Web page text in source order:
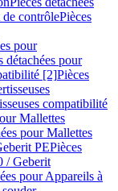
contrôlePièces
pour
détachées pour
[2]Pièces
compatibilité
Mallettes
pour Mallettes
PEPièces
/ Geberit
pour Appareils à